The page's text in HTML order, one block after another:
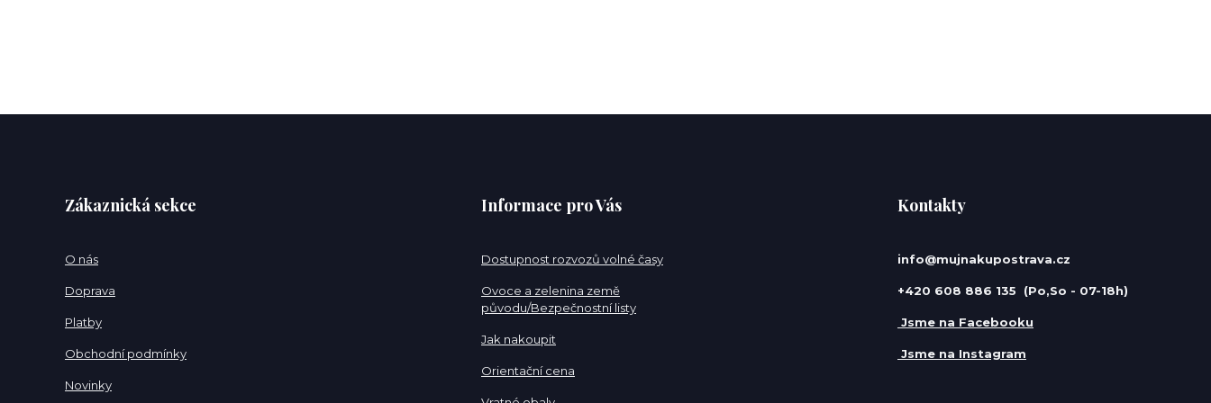
Zákaznická sekce
O nás
Doprava
Platby
Obchodní podmínky
Novinky
Informace pro Vás
Dostupnost rozvozů volné časy
Ovoce a zelenina země
původu/Bezpečnostní listy
Jak nakoupit
Orientační cena
Kontakty
info@mujnakupostrava.cz
+420 608 886 135 (Po,So - 07-18h)
Jsme na Facebooku
Jsme na Instagram